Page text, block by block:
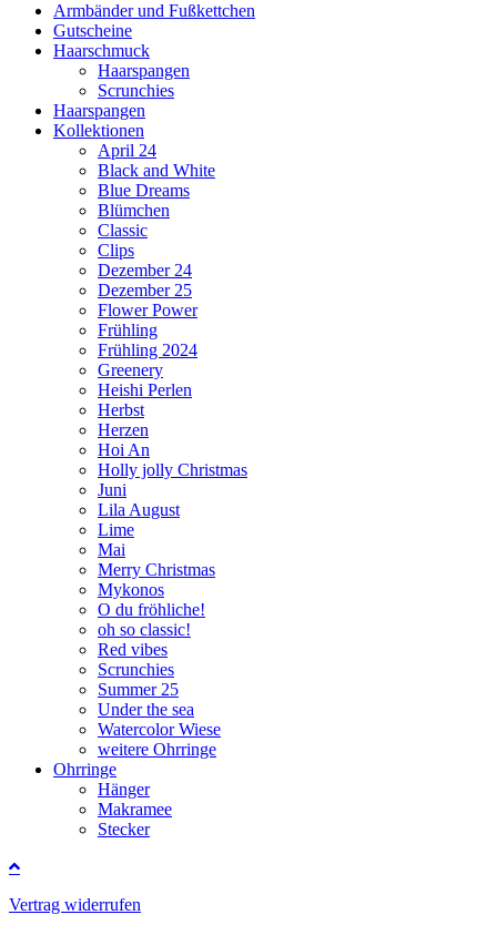
Armbänder und Fußkettchen
Gutscheine
Haarschmuck
Haarspangen
Scrunchies
Haarspangen
Kollektionen
April 24
Black and White
Blue Dreams
Blümchen
Classic
Clips
Dezember 24
Dezember 25
Flower Power
Frühling
Frühling 2024
Greenery
Heishi Perlen
Herbst
Herzen
Hoi An
Holly jolly Christmas
Juni
Lila August
Lime
Mai
Merry Christmas
Mykonos
O du fröhliche!
oh so classic!
Red vibes
Scrunchies
Summer 25
Under the sea
Watercolor Wiese
weitere Ohrringe
Ohrringe
Hänger
Makramee
Stecker
Vertrag widerrufen